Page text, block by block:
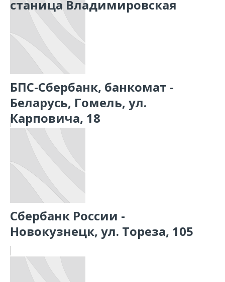
станица Владимировская
БПС-Сбербанк, банкомат -
Беларусь, Гомель, ул.
Карповича, 18
Сбербанк России -
Новокузнецк, ул. Тореза, 105